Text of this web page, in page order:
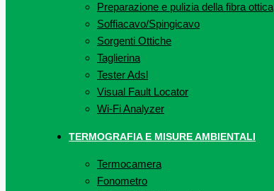
Preparazione e pulizia della fibra ottica
Soffiacavo/Spingicavo
Sorgenti Ottiche
Taglierina
Tester Adsl
Visual Fault Locator
Wi-Fi Analyzer
TERMOGRAFIA E MISURE AMBIENTALI
Termocamera
Fonometro